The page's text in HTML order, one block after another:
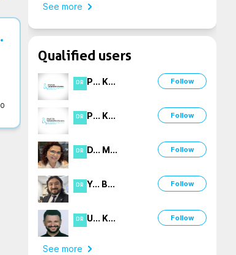
0
See more
Qualified users
DR P... K... Follow
DR P... K... Follow
DR D... M... Follow
DR Y... B... Follow
DR U... K... Follow
See more